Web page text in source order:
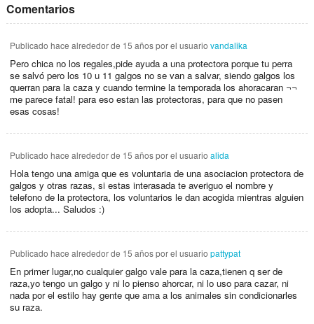
Comentarios
Publicado hace alrededor de 15 añospor el usuario vandalika
Pero chica no los regales,pide ayuda a una protectora porque tu perra
se salvó pero los 10 u 11 galgos no se van a salvar, siendo galgos los
querran para la caza y cuando termine la temporada los ahoracaran ¬¬
me parece fatal! para eso estan las protectoras, para que no pasen
esas cosas!
Publicado hace alrededor de 15 añospor el usuario alida
Hola tengo una amiga que es voluntaria de una asociacion protectora de
galgos y otras razas, si estas interasada te averiguo el nombre y
telefono de la protectora, los voluntarios le dan acogida mientras alguien
los adopta... Saludos :)
Publicado hace alrededor de 15 añospor el usuario pattypat
En primer lugar,no cualquier galgo vale para la caza,tienen q ser de
raza,yo tengo un galgo y ni lo pienso ahorcar, ni lo uso para cazar, ni
nada por el estilo hay gente que ama a los animales sin condicionarles
su raza.